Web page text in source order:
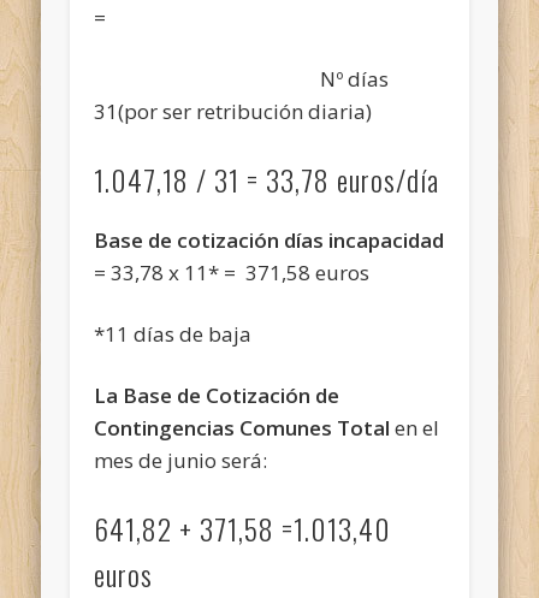
=
Nº días
31(por ser retribución diaria)
1.047,18 / 31 = 33,78 euros/día
Base de cotización días incapacidad
= 33,78 x 11* = 371,58 euros
*11 días de baja
La Base de Cotización de
Contingencias Comunes Total en el
mes de junio será:
641,82 + 371,58 =1.013,40
euros